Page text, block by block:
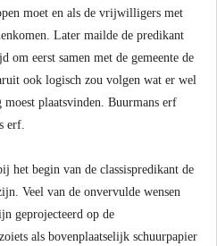
moet en als de vrijwilligers met
Later mailde de predikant
om eerst samen met de gemeente de
ook logisch zou volgen wat er wel
plaatsvinden. Buurmans erf
erf.
het begin van de classispredikant de
Veel van de onvervulde wensen
geprojecteerd op de
als bovenplaatselijk schuurpapier